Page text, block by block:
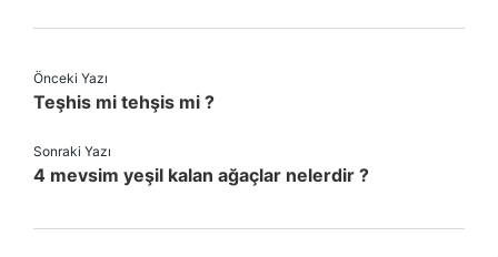
Önceki Yazı
Teşhis mi tehşis mi ?
Sonraki Yazı
4 mevsim yeşil kalan ağaçlar nelerdir ?